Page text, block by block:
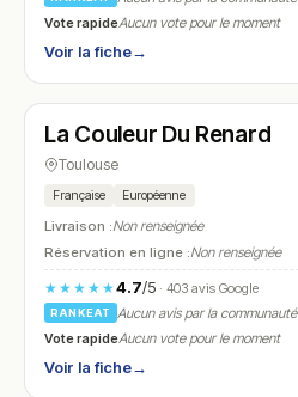
Vote rapideAucun vote pour le moment
Voir la fiche→
N° 22
La Couleur Du Renard
Toulouse
Française Européenne
Livraison :Non renseignée
Réservation en ligne :Non renseignée
★★★★★4.7/5· 403 avis Google
RANKEAT
Aucun avis par la communauté
Vote rapideAucun vote pour le moment
Voir la fiche→